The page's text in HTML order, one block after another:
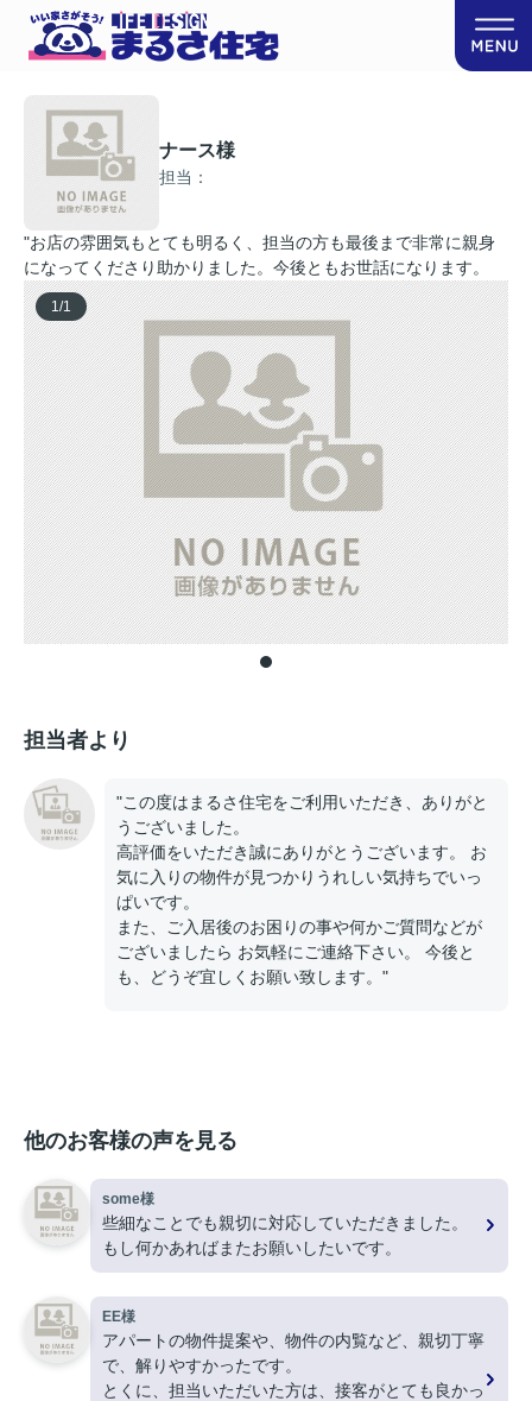
ナース様
担当：
"お店の雰囲気もとても明るく、担当の方も最後まで非常に親身
になってくださり助かりました。今後ともお世話になります。
1/1
担当者より
"この度はまるさ住宅をご利用いただき、ありがと
うございました。
高評価をいただき誠にありがとうございます。 お
気に入りの物件が見つかりうれしい気持ちでいっ
ぱいです。
また、ご入居後のお困りの事や何かご質問などが
ございましたら お気軽にご連絡下さい。 今後と
も、どうぞ宜しくお願い致します。"
他のお客様の声を見る
some様
些細なことでも親切に対応していただきました。
もし何かあればまたお願いしたいです。
EE様
アパートの物件提案や、物件の内覧など、親切丁寧
で、解りやすかったです。
とくに、担当いただいた方は、接客がとても良かっ